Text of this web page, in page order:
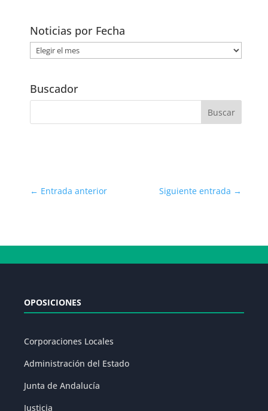
Noticias por Fecha
Noticias
por
Buscador
← Entrada anterior Siguiente entrada →
OPOSICIONES
Corporaciones Locales
Administración del Estado
Junta de Andalucía
Justicia